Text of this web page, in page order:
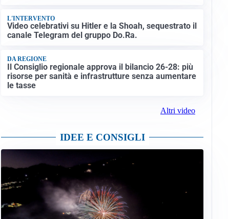
L'INTERVENTO
Video celebrativi su Hitler e la Shoah, sequestrato il
canale Telegram del gruppo Do.Ra.
DA REGIONE
Il Consiglio regionale approva il bilancio 26-28: più
risorse per sanità e infrastrutture senza aumentare
le tasse
Altri video
IDEE E CONSIGLI